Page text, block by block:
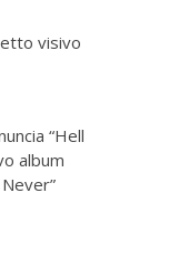
visivo
“Hell
album